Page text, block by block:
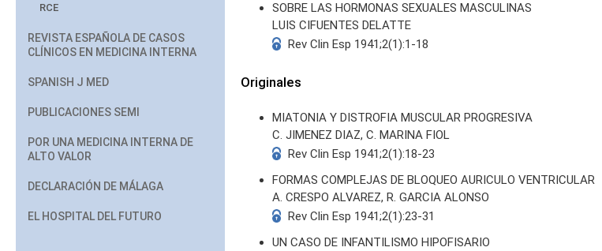
RCE
REVISTA ESPAÑOLA DE CASOS
CLÍNICOS EN MEDICINA INTERNA
SPANISH J MED
PUBLICACIONES SEMI
POR UNA MEDICINA INTERNA DE
ALTO VALOR
DECLARACIÓN DE MÁLAGA
EL HOSPITAL DEL FUTURO
SOBRE LAS HORMONAS SEXUALES MASCULINAS
LUIS CIFUENTES DELATTE
Rev Clin Esp 1941;2(1):1-18
Originales
MIATONIA Y DISTROFIA MUSCULAR PROGRESIVA
C. JIMENEZ DIAZ, C. MARINA FIOL
Rev Clin Esp 1941;2(1):18-23
FORMAS COMPLEJAS DE BLOQUEO AURICULO VENTRICULAR
A. CRESPO ALVAREZ, R. GARCIA ALONSO
Rev Clin Esp 1941;2(1):23-31
UN CASO DE INFANTILISMO HIPOFISARIO